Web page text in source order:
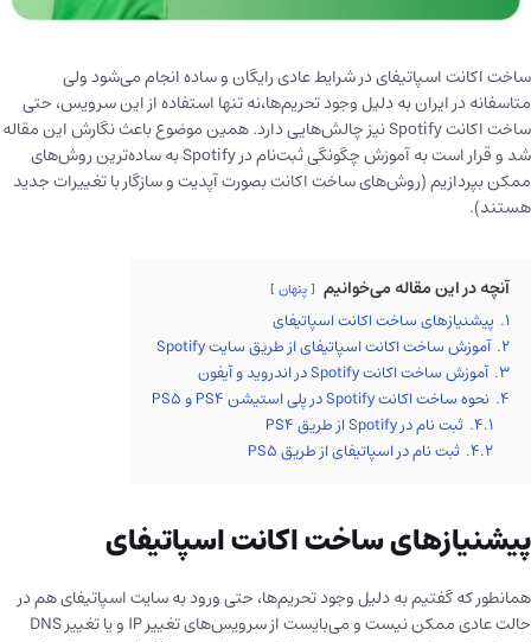
ساخت اکانت اسپاتیفای در شرایط عادی رایگان و ساده انجام می‌شود ولی
متاسفانه در ایران به دلیل وجود تحریم‌ها،نه تنها استفاده از این سرویس، حتی
ساخت اکانت Spotify نیز چالش‌هایی دارد. همین موضوع باعث نگارش این مقاله
شد و قرار است به آموزش چگونگی ثبت‌نام در Spotify به ساده‌ترین روش‌های
ممکن بپردازیم (روش‌های ساخت اکانت بصورت آپدیت و سازگار با تغییرات جدید
هستند).
آنچه در این مقاله می‌خوانیم پنهان
1. پیشنیازهای ساخت اکانت اسپاتیفای
2. آموزش ساخت اکانت اسپاتیفای از طریق سایت Spotify
3. آموزش ساخت اکانت Spotify در اندروید و آیفون
4. نحوه ساخت اکانت Spotify در پلی استیشن PS4 و PS5
4.1. ثبت نام در Spotify از طریق PS4
4.2. ثبت نام در اسپاتیفای از طریق PS5
پیشنیازهای ساخت اکانت اسپاتیفای
همانطور که گفتیم به دلیل وجود تحریم‌ها، حتی ورود به سایت اسپاتیفای هم در
حالت عادی ممکن نیست و می‌بایست از سرویس‌های تغییر IP و یا تغییر DNS